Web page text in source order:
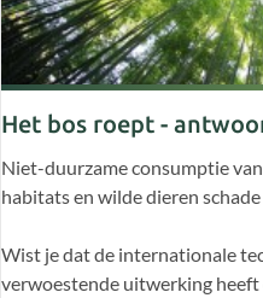
Het bos roept -
Niet-duurzame consumptie
habitats en wilde dieren
Wist je dat de internationale
verwoestende uitwerking heeft